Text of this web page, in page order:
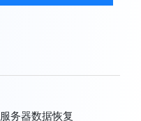
服务器数据恢复